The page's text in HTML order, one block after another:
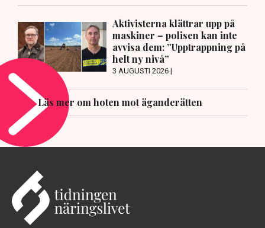
Aktivisterna klättrar upp på
maskiner – polisen kan inte
avvisa dem: ”Upptrappning på
helt ny nivå”
3 AUGUSTI 2026 |
Läs mer om hoten mot äganderätten